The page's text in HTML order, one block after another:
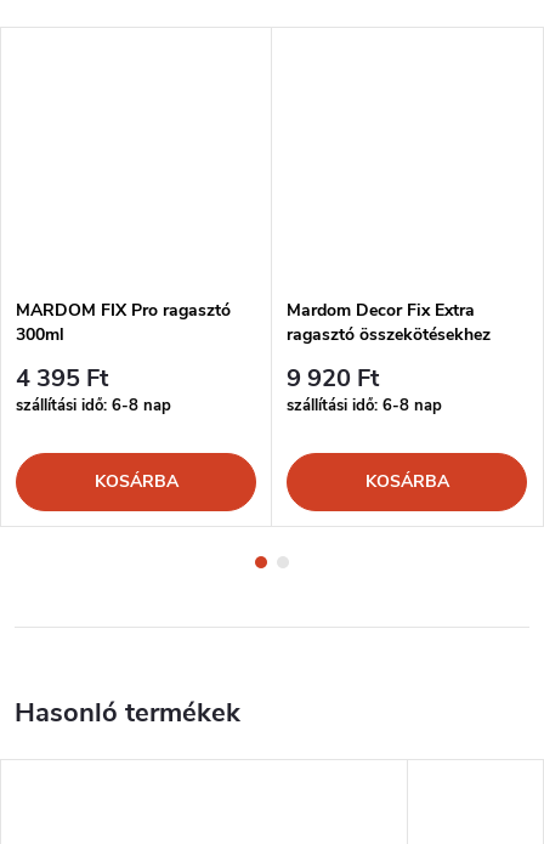
MARDOM FIX Pro ragasztó
300ml
4 395 Ft
szállítási idő: 6-8 nap
KOSÁRBA
Mardom Decor Fix Extra
ragasztó összekötésekhez
9 920 Ft
szállítási idő: 6-8 nap
KOSÁRBA